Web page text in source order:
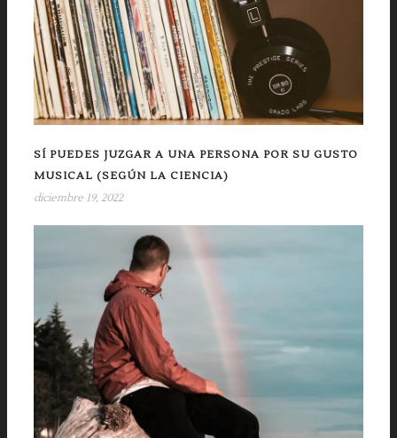
SÍ PUEDES JUZGAR A UNA PERSONA POR SU GUSTO
MUSICAL (SEGÚN LA CIENCIA)
diciembre 19, 2022